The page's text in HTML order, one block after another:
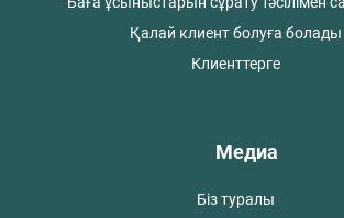
Қалай клиент болуға болады
Клиенттерге
Медиа
Біз туралы